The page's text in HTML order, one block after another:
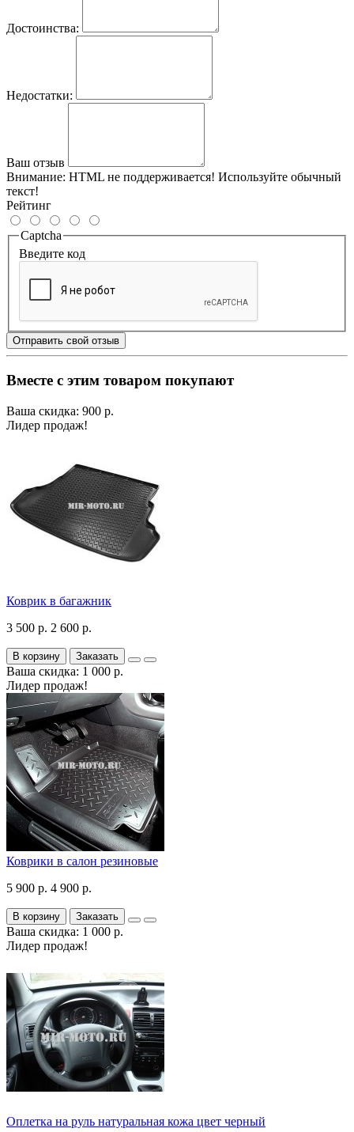
Достоинства:
Недостатки:
Ваш отзыв
Внимание: HTML не поддерживается! Используйте обычный
текст!
Рейтинг
Captcha
Введите код
Отправить свой отзыв
Вместе с этим товаром покупают
Ваша скидка: 900 р.
Лидер продаж!
Коврик в багажник
3 500 р. 2 600 р.
В корзину Заказать
Ваша скидка: 1 000 р.
Лидер продаж!
Коврики в салон резиновые
5 900 р. 4 900 р.
В корзину Заказать
Ваша скидка: 1 000 р.
Лидер продаж!
Оплетка на руль натуральная кожа цвет черный